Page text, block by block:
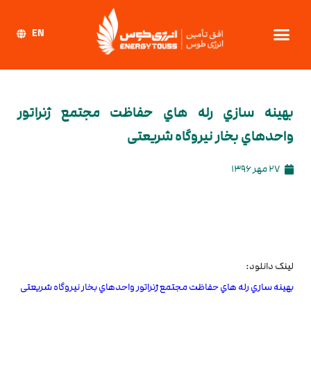
EN
بهینه سازي رله هاي حفاظت مجتمع ژنراتور
واحدهاي بخار نیروگاه شریعتی
27 مهر 1396
لینک دانلود:
بهینه سازي رله هاي حفاظت مجتمع ژنراتور واحدهاي بخار نیروگاه شریعتی